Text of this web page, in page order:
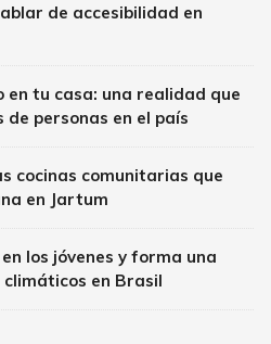
de accesibilidad en
en tu casa: una realidad que
de personas en el país
cocinas comunitarias que
en Jartum
los jóvenes y forma una
en Brasil